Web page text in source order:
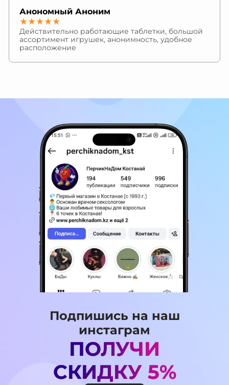
Анономный Аноним
★★★★★
Действительно работающие таблетки, большой
ассортимент игрушек, анонимность, удобное
расположение
Подпишись на наш
инстаграм
ПОЛУЧИ
СКИДКУ 5%